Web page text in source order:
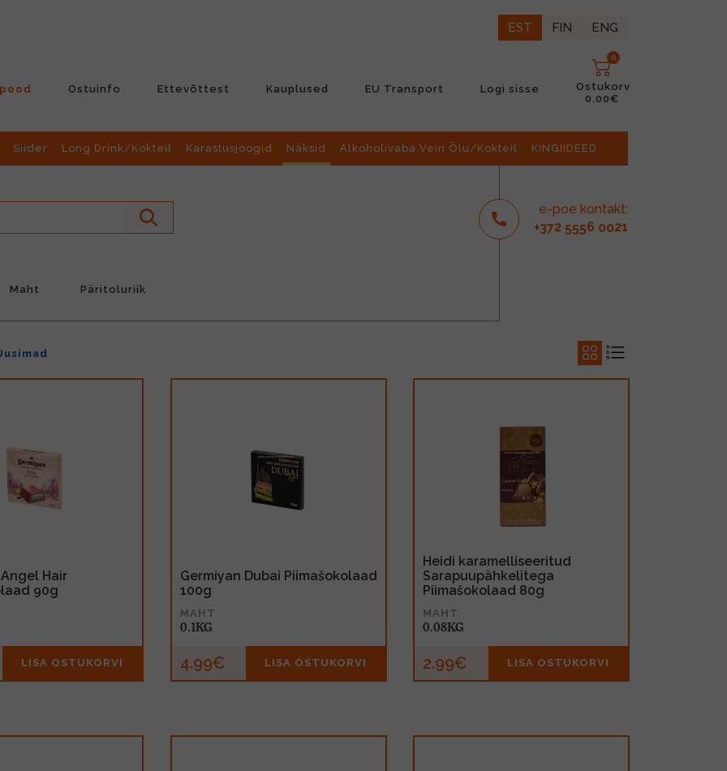
EST FIN ENG
Ostuinfo Ettevõttest Kauplused EU Transport Logi sisse
0
Ostukorv
0.00€
Siider Long Drink/Kokteil Karastusjoogid Näksid Alkoholivaba Vein Õlu/Kokteil KINGIIDEED
e-poe kontakt:
+372 5556 0021
Maht Päritoluriik
Hair
90g
LISA OSTUKORVI
Germiyan Dubai Piimašokolaad
100g
MAHT
0.1KG
4.99€ LISA OSTUKORVI
Heidi karamelliseeritud
Sarapuupähkelitega
Piimašokolaad 80g
MAHT
0.08KG
2.99€ LISA OSTUKORVI